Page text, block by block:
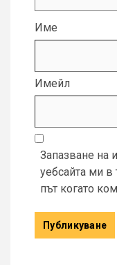
Име
Имейл
Запазване на
уебсайта ми в
път когато